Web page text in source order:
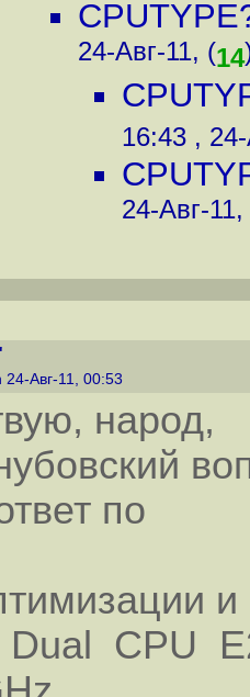
24-Авг-11, (14
16:43 ,
24-Авг-
24-Авг-11, 00:53
народ,
по
Dual CPU